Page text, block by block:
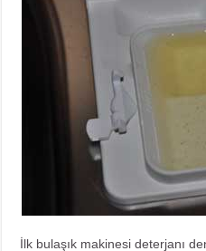
İlk bulaşık makinesi deterjanı